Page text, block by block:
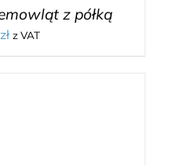
z półką
zł z VAT